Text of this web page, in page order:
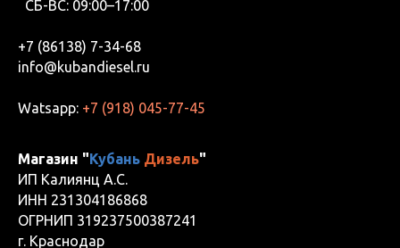
СБ-ВС: 09:00–17:00
+7 (86138) 7-34-68
info@kubandiesel.ru
Watsapp: +7 (918) 045-77-45
Магазин "Кубань Дизель"
ИП Калиянц А.С.
ИНН 231304186868
ОГРНИП 319237500387241
г. Краснодар